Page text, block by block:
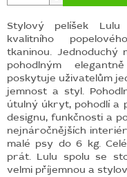
Stylový pelíšek
kvalitního
tkaninou. Jednoduchý
pohodlným
poskytuje uživatelům
jemnost a styl.
útulný úkryt, pohodlí a
designu, funkčnosti a
nejnáročnějších
malé psy do 6 kg.
prát. Lulu spolu se
velmi příjemnou a